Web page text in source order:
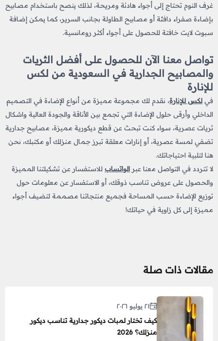
غرف النوم تحتاج إلى أجواء هادئة ومريحة، لذلك ينصح باستخدام مصابيح
بإضاءة صفراء دافئة أو مصابيح الطاولة بجانب السرير، كما يمكن إضافة
سبوت لايت خافتة للحصول على أجواء أكثر رومانسية.
تواصل معنا الآن للحصول على أفضل الثريات
والمصابيح الجدارية في السعودية من لكس
للإنارة
في لكس للإنارة، نقدم لك مجموعة مميزة من أنواع الإضاءة في التصميم
الداخلي وأرقى حلول الإضاءة التي تجمع بين الأناقة والجودة العالية واشكال
ثريات عصرية، سواء كنت تبحث عن قطع ديكورية مميزة، مصابيح جدارية
تضفي لمسة عصرية، أو إنارات معلقة تبرز جمال منزلك أو مكتبك، نحن
هنا لتلبية احتياجاتك.
لا تتردد في التواصل معنا عبر الواتساب للاستفسار عن تشكيلتنا المميزة
والحصول على عروض تناسب ذوقك، أو الاستفسار عن معلومات حول
توزيع الإضاءة حسب المساحة فجميع منتجاتنا مصممة لتضيف أجواء
مميزة إلى كل زاوية في حياتك!
مقالات ذات صلة
٢١ يوليو ٢٠٢٦
كيف تختار لمبات ديكور جدارية تناسب ديكور
منزلك؟ 2026